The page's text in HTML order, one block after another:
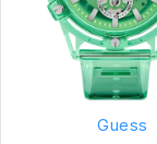
Guess